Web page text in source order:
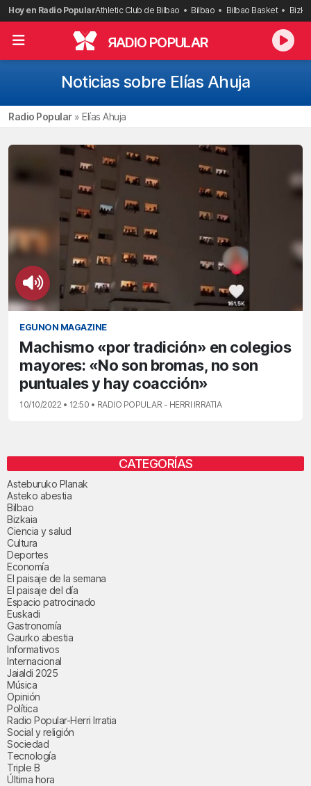
Saltar
al
contenido
Hoy en Radio PopularAthletic Club de Bilbao Bilbao Bilbao Basket
RADIO POPULAR
Noticias sobre Elías Ahuja
Radio Popular» Elías Ahuja
EGUNON MAGAZINE
Machismo «por tradición» en colegios
mayores: «No son bromas, no son
puntuales y hay coacción»
10/10/2022 • 12:50 • RADIO POPULAR - HERRI IRRATIA
CATEGORÍAS
Asteburuko Planak
Asteko abestia
Bilbao
Bizkaia
Ciencia y salud
Cultura
Deportes
Economía
El paisaje de la semana
El paisaje del día
Espacio patrocinado
Euskadi
Gastronomía
Gaurko abestia
Informativos
Internacional
Jaialdi 2025
Música
Opinión
Política
Radio Popular-Herri Irratia
Social y religión
Sociedad
Tecnología
Triple B
Última hora